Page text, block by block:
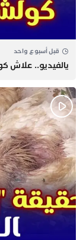
قبل أسبوع واحد
يالفيديو.. علاش